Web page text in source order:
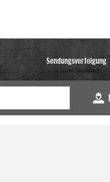
Sendungsverfolgung